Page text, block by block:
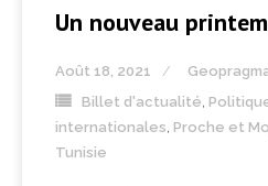
Un nouveau
Août 18, 2021
Billet d'actualité
internationales Proche et
Tunisie